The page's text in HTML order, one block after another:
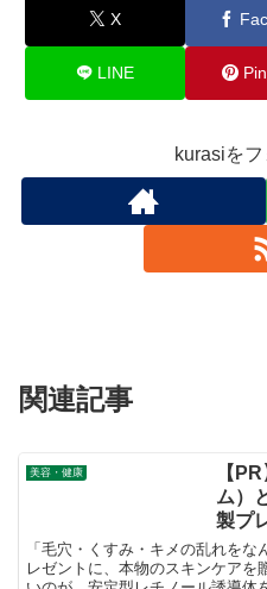
X
LINE
kurasiを
関連記事
美容・健康
【
ム）
製プ
徹底
「毛穴・くすみ・キメの乱れを
レゼントに、本物のスキンケアを